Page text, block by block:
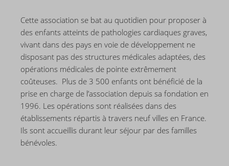
Cette association se bat au quotidien pour proposer à
des enfants atteints de pathologies cardiaques graves,
vivant dans des pays en voie de développement ne
disposant pas des structures médicales adaptées, des
opérations médicales de pointe extrêmement
coûteuses. Plus de 3 500 enfants ont bénéficié de la
prise en charge de l’association depuis sa fondation en
1996. Les opérations sont réalisées dans des
établissements répartis à travers neuf villes en France.
Ils sont accueillis durant leur séjour par des familles
bénévoles.